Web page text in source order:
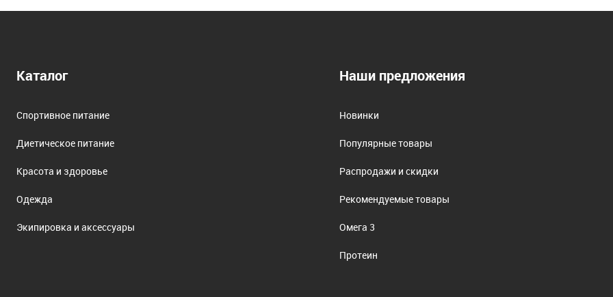
Каталог
Спортивное питание
Диетическое питание
Красота и здоровье
Одежда
Экипировка и аксессуары
Наши предложения
Новинки
Популярные товары
Распродажи и скидки
Рекомендуемые товары
Омега 3
Протеин